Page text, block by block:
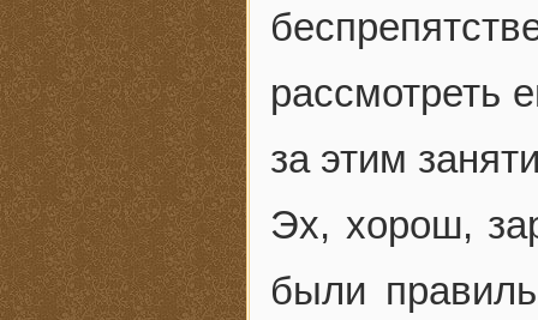
рассмотреть
за этим
Эх, хорош,
были